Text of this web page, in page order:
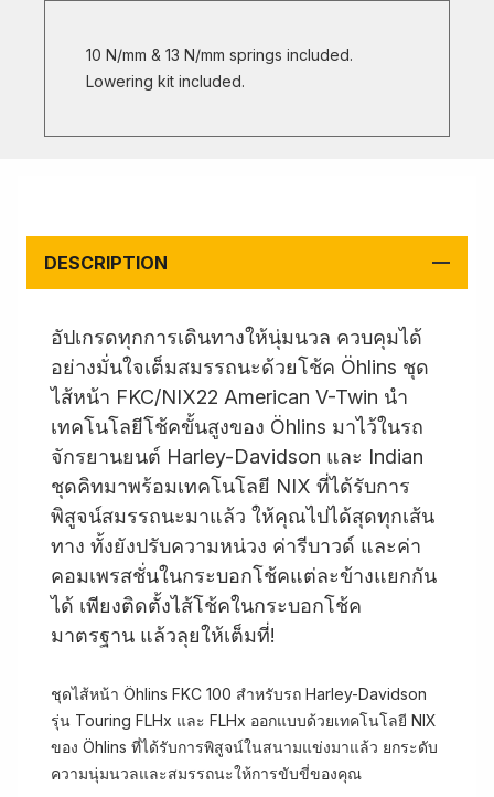
10 N/mm & 13 N/mm springs included.
Lowering kit included.
DESCRIPTION
อัปเกรดทุกการเดินทางให้นุ่มนวล ควบคุมได้
อย่างมั่นใจเต็มสมรรถนะด้วยโช้ค Öhlins ชุด
ไส้หน้า FKC/NIX22 American V-Twin นำ
เทคโนโลยีโช้คขั้นสูงของ Öhlins มาไว้ในรถ
จักรยานยนต์ Harley-Davidson และ Indian
ชุดคิทมาพร้อมเทคโนโลยี NIX ที่ได้รับการ
พิสูจน์สมรรถนะมาแล้ว ให้คุณไปได้สุดทุกเส้น
ทาง ทั้งยังปรับความหน่วง ค่ารีบาวด์ และค่า
คอมเพรสชั่นในกระบอกโช้คแต่ละข้างแยกกัน
ได้ เพียงติดตั้งไส้โช้คในกระบอกโช้ค
มาตรฐาน แล้วลุยให้เต็มที่!
ชุดไส้หน้า Öhlins FKC 100 สำหรับรถ Harley-Davidson
รุ่น Touring FLHx และ FLHx ออกแบบด้วยเทคโนโลยี NIX
ของ Öhlins ที่ได้รับการพิสูจน์ในสนามแข่งมาแล้ว ยกระดับ
ความนุ่มนวลและสมรรถนะให้การขับขี่ของคุณ